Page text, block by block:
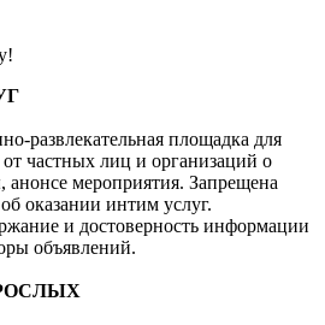
развлекательная площадка для
частных лиц и организаций о
анонсе мероприятия. Запрещена
оказании интим услуг.
и достоверность информации
объявлений.